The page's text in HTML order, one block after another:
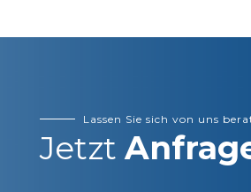
Lassen Sie sich von uns
Jetzt